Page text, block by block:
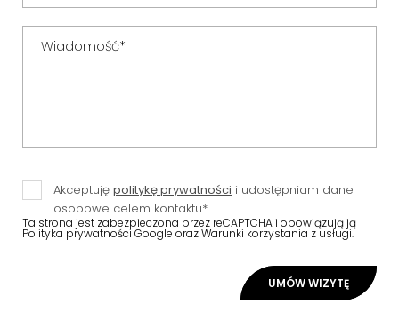
Akceptuję politykę prywatności i udostępniam dane
osobowe celem kontaktu*
Ta strona jest zabezpieczona przez reCAPTCHA i obowiązują ją
Polityka prywatności Google orazWarunki korzystania z usługi.